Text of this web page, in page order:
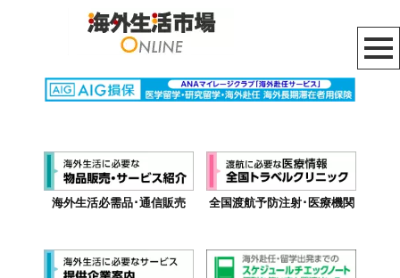
海外生活必需品･通信販売 全国渡航予防注射･医療機関